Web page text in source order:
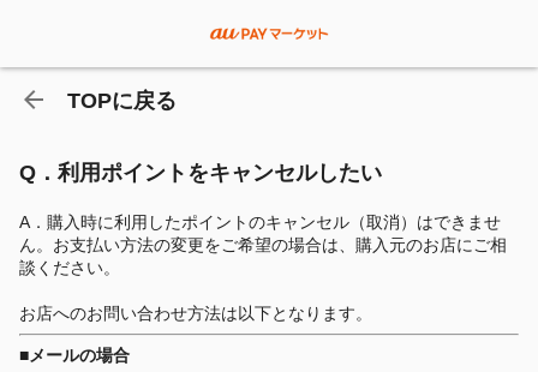
TOPに戻る
Q．利用ポイントをキャンセルしたい
A．購入時に利用したポイントのキャンセル（取消）はできませ
ん。お支払い方法の変更をご希望の場合は、購入元のお店にご相
談ください。
お店へのお問い合わせ方法は以下となります。
■メールの場合